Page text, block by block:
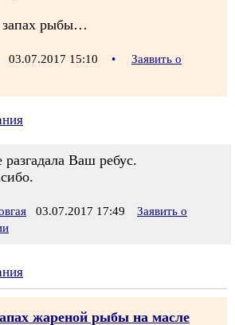
рыбы…
03.07.2017 15:10 •
Заявить о
Ваш ребус.
03.07.2017 17:49
Заявить о
жареной рыбы на масле